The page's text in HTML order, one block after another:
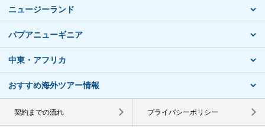
ニュージーランド
パプアニューギニア
中東・アフリカ
おすすめ海外ツアー情報
契約までの流れ プライバシーポリシー